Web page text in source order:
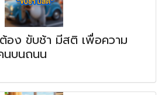
อง ขับช้า มีสติ เพื่อความ
บนถนน